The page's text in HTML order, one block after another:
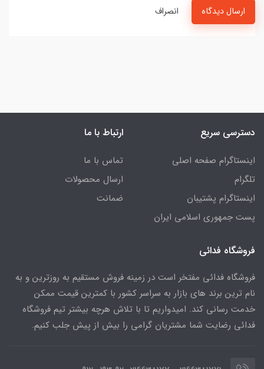
ارسال دیدگاه انصراف
دسترسی سریع
اینستاگرام صفحه اصلی
تلگرام
اینستاگرام پشتیبان
پست جمهوری اسلامی ایران
ارتباط با ما
تماس با ما
ارسال محصولات
ضمانت
فروشگاه فدائی
فروشگاه فدائی مفتخر است در زمینه فروش مستقیم به روزترین و به
نام ترین برند های بازار به سراسر کشور با کمترین قیمت ممکن
خدمت رسانی کند. امیدواریم تا با تلاش هرچه بیشتر تیم فروشگاه
فدائی رضایت شما مشتریان گرامی را بیش از پیش جلب کنیم.